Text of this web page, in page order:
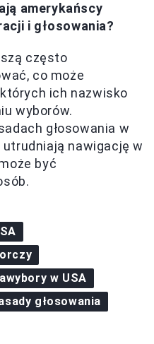
amerykańscy
i głosowania?
często
co może
ich nazwisko
wyborów.
głosowania w
nawigację w
być
w USA
głosowania